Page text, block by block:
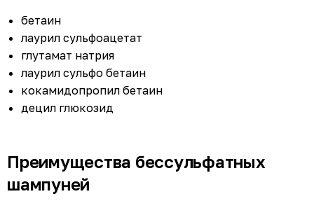
бетаин
лаурил сульфоацетат
глутамат натрия
лаурил сульфо бетаин
кокамидопропил бетаин
децил глюкозид
Преимущества бессульфатных
шампуней